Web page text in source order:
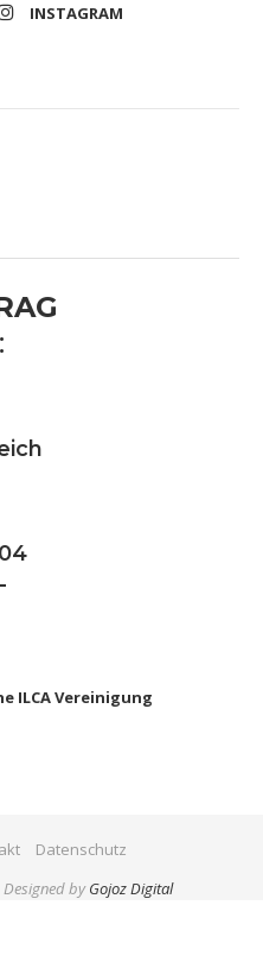
INSTAGRAM
ILCA Vereinigung
Datenschutz
Designed byGojoz Digital